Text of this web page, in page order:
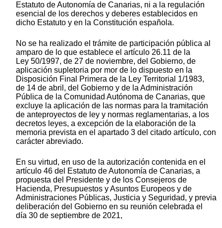
Estatuto de Autonomía de Canarias, ni a la regulación
esencial de los derechos y deberes establecidos en
dicho Estatuto y en la Constitución española.
No se ha realizado el trámite de participación pública al
amparo de lo que establece el artículo 26.11 de la
Ley 50/1997, de 27 de noviembre, del Gobierno, de
aplicación supletoria por mor de lo dispuesto en la
Disposición Final Primera de la Ley Territorial 1/1983,
de 14 de abril, del Gobierno y de la Administración
Pública de la Comunidad Autónoma de Canarias, que
excluye la aplicación de las normas para la tramitación
de anteproyectos de ley y normas reglamentarias, a los
decretos leyes, a excepción de la elaboración de la
memoria prevista en el apartado 3 del citado artículo, con
carácter abreviado.
En su virtud, en uso de la autorización contenida en el
artículo 46 del Estatuto de Autonomía de Canarias, a
propuesta del Presidente y de los Consejeros de
Hacienda, Presupuestos y Asuntos Europeos y de
Administraciones Públicas, Justicia y Seguridad, y previa
deliberación del Gobierno en su reunión celebrada el
día 30 de septiembre de 2021,